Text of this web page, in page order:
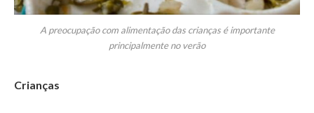
A preocupação com alimentação das crianças é importante
principalmente no verão
Crianças